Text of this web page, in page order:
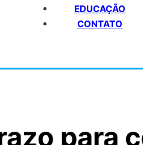
EDUCAÇÃO
CONTATO
para